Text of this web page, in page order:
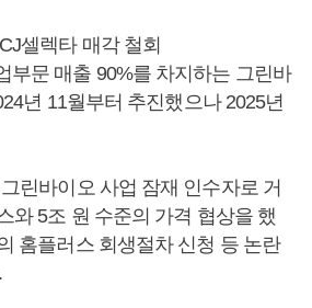
셀렉타 매각 철회
부문 매출 90%를 차지하는 그린바
년 11월부터 추진했으나 2025년
린바이오 사업 잠재 인수자로 거
와 5조 원 수준의 가격 협상을 했
홈플러스 회생절차 신청 등 논란